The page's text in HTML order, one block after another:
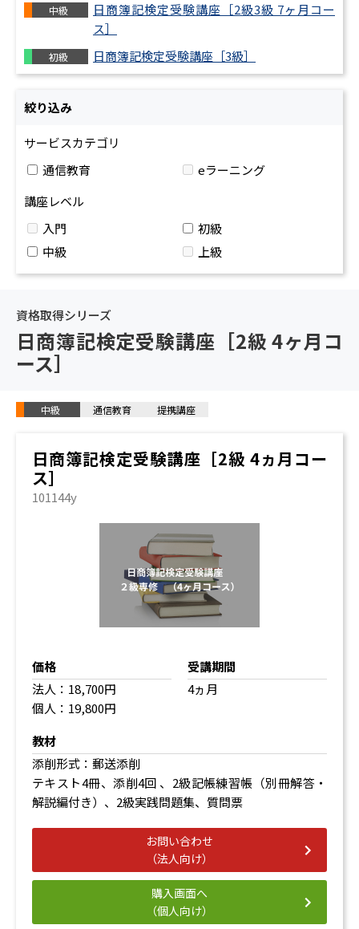
制御技術（
中級
日商簿記検定受験講座［2級3級 7ヶ月コー
ス］
初級 日商簿記検定受験講座［3級］
絞り込み
サービスカテゴリ
通信教育
eラーニング
講座レベル
入門
初級
中級
上級
資格取得シリーズ
日商簿記検定受験講座［2級 4ヶ月コ
ース］
中級 通信教育 提携講座
日商簿記検定受験講座［2級 4ヵ月コー
ス］
101144y
価格
法人：18,700円
個人：19,800円
受講期間
4ヵ月
教材
添削形式：郵送添削
テキスト4冊、添削4回 、2級記帳練習帳（別冊解答・
解説編付き）、2級実践問題集、質問票
お問い合わせ
（法人向け）
購入画面へ
（個人向け）